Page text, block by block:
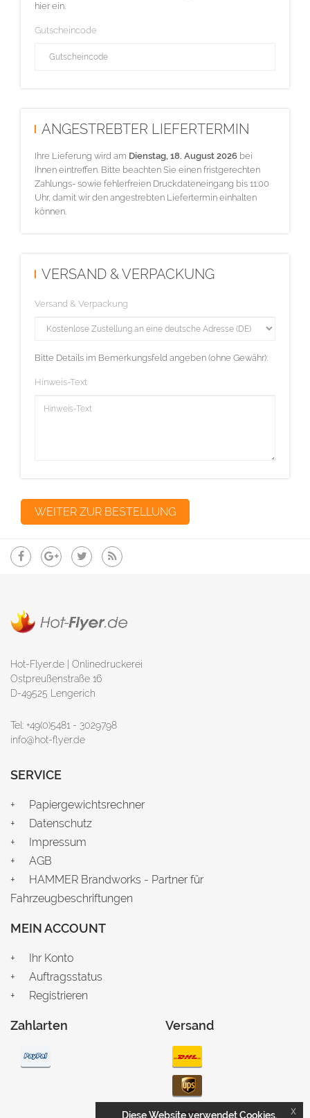
hier ein.
Gutscheincode
ANGESTREBTER LIEFERTERMIN
Ihre Lieferung wird am Dienstag, 18. August 2026 bei
Ihnen eintreffen. Bitte beachten Sie einen fristgerechten
Zahlungs- sowie fehlerfreien Druckdateneingang bis 11:00
Uhr, damit wir den angestrebten Liefertermin einhalten
können.
VERSAND & VERPACKUNG
Versand & Verpackung
Bitte Details im Bemerkungsfeld angeben (ohne Gewähr):
Hinweis-Text
Hot-Flyer.de | Onlinedruckerei
Ostpreußenstraße 16
D-49525 Lengerich
Tel: +49(0)5481 - 3029798
info@hot-flyer.de
SERVICE
Papiergewichtsrechner
Datenschutz
Impressum
AGB
HAMMER Brandworks - Partner für
Fahrzeugbeschriftungen
MEIN ACCOUNT
Ihr Konto
Auftragsstatus
Registrieren
Zahlarten Versand
Diese Website verwendet Cookies. x